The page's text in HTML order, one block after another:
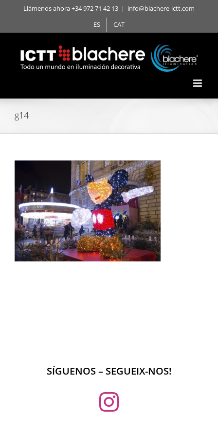
Llámenos ahora +34 972 71 42 13 | info@blachere-ictt.com
ES
CAT
g14
SÍGUENOS – SEGUEIX-NOS!